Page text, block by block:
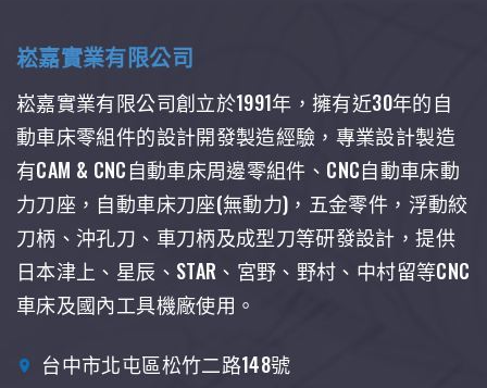
崧嘉實業有限公司
崧嘉實業有限公司創立於1991年，擁有近30年的自
動車床零組件的設計開發製造經驗，專業設計製造
有CAM & CNC自動車床周邊零組件、CNC自動車床動
力刀座，自動車床刀座(無動力)，五金零件，浮動絞
刀柄、沖孔刀、車刀柄及成型刀等研發設計，提供
日本津上、星辰、STAR、宮野、野村、中村留等CNC
車床及國內工具機廠使用。
台中市北屯區松竹二路148號